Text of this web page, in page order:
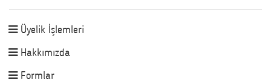
Üyelik İşlemleri
Hakkımızda
Formlar